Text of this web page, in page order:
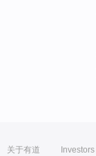
关于有道 Investors